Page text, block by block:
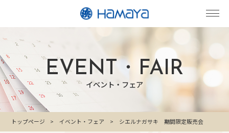
EVENT・FAIR
イベント・フェア
トップページ イベント・フェア シエルナガサキ 期間限定販売会